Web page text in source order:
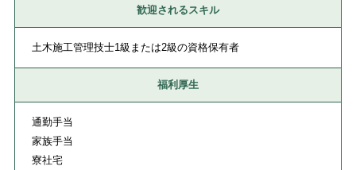
歓迎されるスキル
土木施工管理技士1級または2級の資格保有者
福利厚生
通勤手当
家族手当
寮社宅